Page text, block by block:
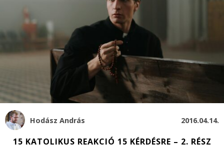
Hodász András 2016.04.14.
15 KATOLIKUS REAKCIÓ 15 KÉRDÉSRE – 2. RÉSZ